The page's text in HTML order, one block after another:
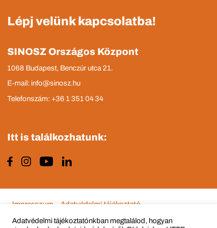
Lépj velünk kapcsolatba!
SINOSZ Országos Központ
1068 Budapest, Benczúr utca 21.
E-mail: info@sinosz.hu
Telefonszám: +36 1 351 04 34
Itt is találkozhatunk:
Impresszum Adatvédelmi tájékoztató
Adatvédelmi tájékoztatónkban megtalálod, hogyan